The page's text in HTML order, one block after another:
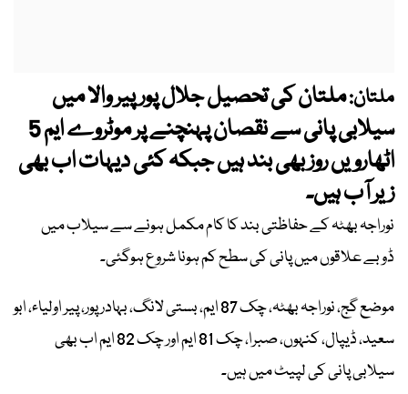
ملتان:ملتان کی تحصیل جلال پور پیر والا میں
سیلابی پانی سے نقصان پہنچنے پر موٹروے ایم 5
اٹھارویں روز بھی بند ہیں جبکہ کئی دیہات اب بھی
زیر آب ہیں۔
نوراجہ بھٹہ کے حفاظتی بند کا کام مکمل ہونے سے سیلاب میں
ڈوبے علاقوں میں پانی کی سطح کم ہونا شروع ہوگئی۔
موضع گج، نوراجہ بھٹہ، چک 87 ایم، بستی لانگ، بہادر پور، پیر اولیاء، ابو
سعید، ڈیپال، کنہوں، صبرا، چک 81 ایم اور چک 82 ایم اب بھی
سیلابی پانی کی لپیٹ میں ہیں۔